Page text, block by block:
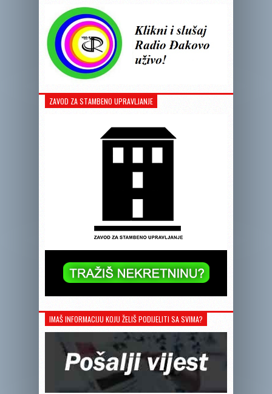
ZAVOD ZA STAMBENO UPRAVLJANJE
IMAŠ INFORMACIJU KOJU ŽELIŠ PODIJELITI SA SVIMA?